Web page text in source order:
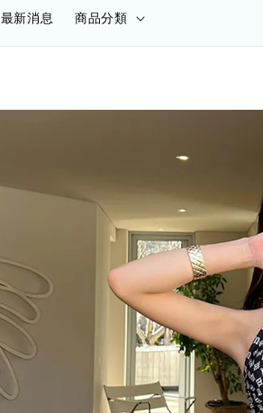
最新消息 商品分類